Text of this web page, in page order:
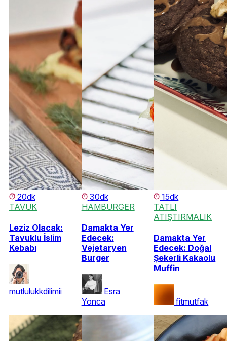
20dk
TAVUK
Leziz Olacak:
Tavuklu İslim
Kebabı
mutlulukkdilimii
30dk
HAMBURGER
Damakta Yer
Edecek:
Vejetaryen
Burger
Esra
Yonca
15dk
TATLI
ATIŞTIRMALIK
Damakta Yer
Edecek: Doğal
Şekerli Kakaolu
Muffin
fitmutfak